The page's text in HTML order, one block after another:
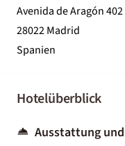
Avenida de Aragón 402
28022 Madrid
Spanien
Hotelüberblick
Ausstattung